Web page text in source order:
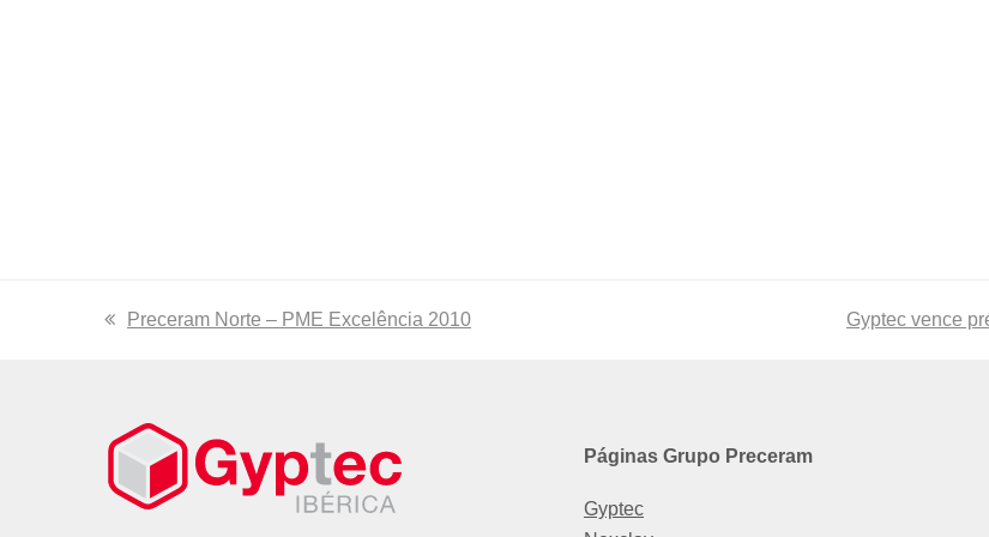
previous
Preceram Norte – PME Excelência 2010
next
Gyptec vence
Páginas Grupo Preceram
Gyptec